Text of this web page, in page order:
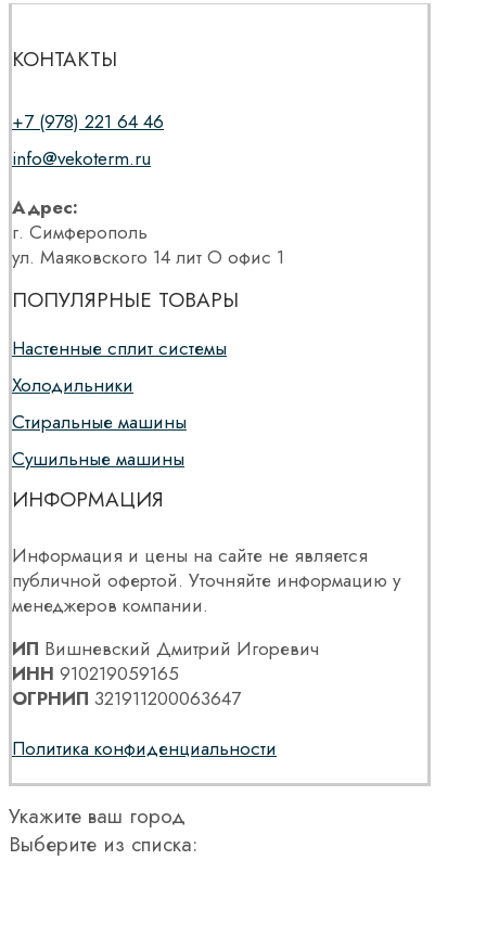
КОНТАКТЫ
+7 (978) 221 64 46
info@vekoterm.ru
Адрес:
г. Симферополь
ул. Маяковского 14 лит О офис 1
ПОПУЛЯРНЫЕ ТОВАРЫ
Настенные сплит системы
Холодильники
Стиральные машины
Сушильные машины
ИНФОРМАЦИЯ
Информация и цены на сайте не является
публичной офертой. Уточняйте информацию у
менеджеров компании.
ИП Вишневский Дмитрий Игоревич
ИНН 910219059165
ОГРНИП 321911200063647
Политика конфиденциальности
Укажите ваш город
Выберите из списка: